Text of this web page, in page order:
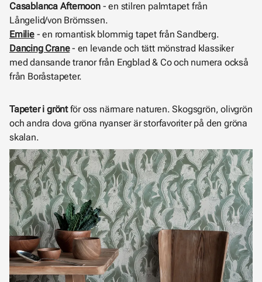
Casablanca Afternoon- en stilren palmtapet från
Långelid/von Brömssen.
Emilie- en romantisk blommig tapet från Sandberg.
Dancing Crane- en levande och tätt mönstrad klassiker
med dansande tranor från Engblad & Co och numera också
från Boråstapeter.
Tapeter i gröntför oss närmare naturen. Skogsgrön, olivgrön
och andra dova gröna nyanser är storfavoriter på den gröna
skalan.